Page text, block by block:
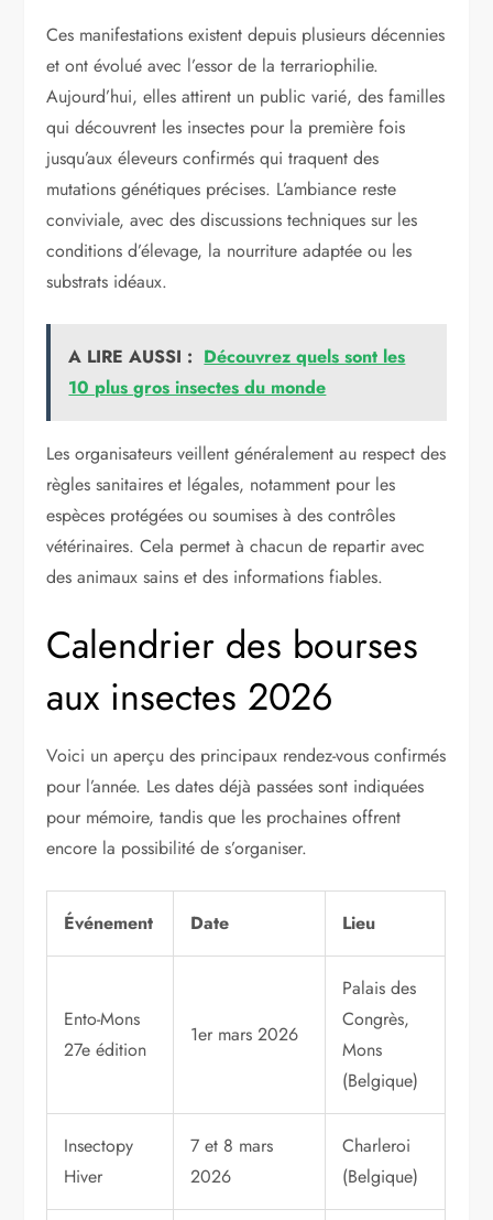
Ces manifestations existent depuis plusieurs décennies
et ont évolué avec l’essor de la terrariophilie.
Aujourd’hui, elles attirent un public varié, des familles
qui découvrent les insectes pour la première fois
jusqu’aux éleveurs confirmés qui traquent des
mutations génétiques précises. L’ambiance reste
conviviale, avec des discussions techniques sur les
conditions d’élevage, la nourriture adaptée ou les
substrats idéaux.
A LIRE AUSSI : Découvrez quels sont les
10 plus gros insectes du monde
Les organisateurs veillent généralement au respect des
règles sanitaires et légales, notamment pour les
espèces protégées ou soumises à des contrôles
vétérinaires. Cela permet à chacun de repartir avec
des animaux sains et des informations fiables.
Calendrier des bourses
aux insectes 2026
Voici un aperçu des principaux rendez-vous confirmés
pour l’année. Les dates déjà passées sont indiquées
pour mémoire, tandis que les prochaines offrent
encore la possibilité de s’organiser.
Événement Date Lieu
Ento-Mons
27e édition
1er mars 2026
Palais des
Congrès,
Mons
(Belgique)
Insectopy
Hiver
7 et 8 mars
2026
Charleroi
(Belgique)